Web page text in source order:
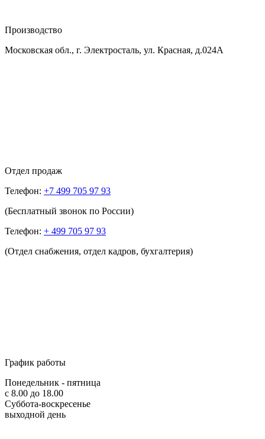
Производство
Московская обл., г. Электросталь, ул. Красная, д.024А
Отдел продаж
Телефон: +7 499 705 97 93
(Бесплатный звонок по России)
Телефон: + 499 705 97 93
(Отдел снабжения, отдел кадров, бухгалтерия)
График работы
Понедельник - пятница
с 8.00 до 18.00
Суббота-воскресенье
выходной день